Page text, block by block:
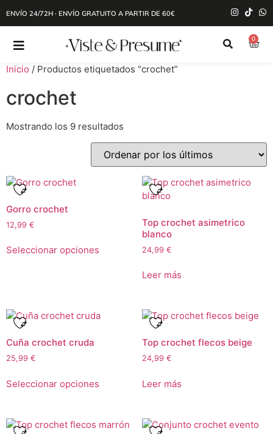
ENVÍO 24/72H · ENVÍO GRATUITO A PARTIR DE 60€
0
Inicio / Productos etiquetados “crochet”
crochet
Mostrando los 9 resultados
Gorro crochet
12,99 €
Seleccionar opciones
Top crochet asimetrico
blanco
24,99 €
Leer más
Cuña crochet cruda
25,99 €
Seleccionar opciones
Top crochet flecos beige
24,99 €
Leer más